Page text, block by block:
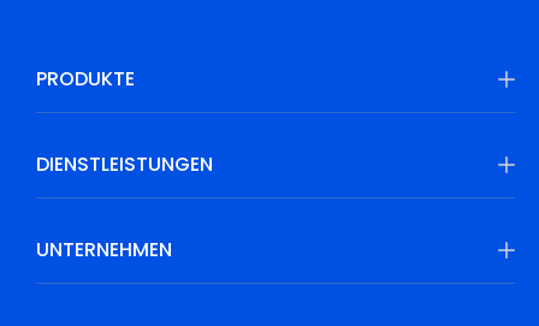
PRODUKTE
DIENSTLEISTUNGEN
UNTERNEHMEN